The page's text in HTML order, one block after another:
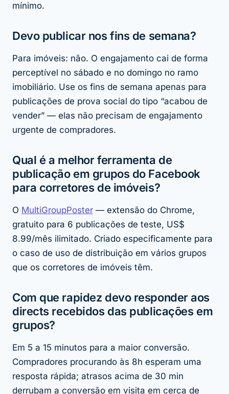
mínimo.
Devo publicar nos fins de semana?
Para imóveis: não. O engajamento cai de forma
perceptível no sábado e no domingo no ramo
imobiliário. Use os fins de semana apenas para
publicações de prova social do tipo “acabou de
vender” — elas não precisam de engajamento
urgente de compradores.
Qual é a melhor ferramenta de
publicação em grupos do Facebook
para corretores de imóveis?
O MultiGroupPoster — extensão do Chrome,
gratuito para 6 publicações de teste, US$
8.99/mês ilimitado. Criado especificamente para
o caso de uso de distribuição em vários grupos
que os corretores de imóveis têm.
Com que rapidez devo responder aos
directs recebidos das publicações em
grupos?
Em 5 a 15 minutos para a maior conversão.
Compradores procurando às 8h esperam uma
resposta rápida; atrasos acima de 30 min
derrubam a conversão em visita em cerca de